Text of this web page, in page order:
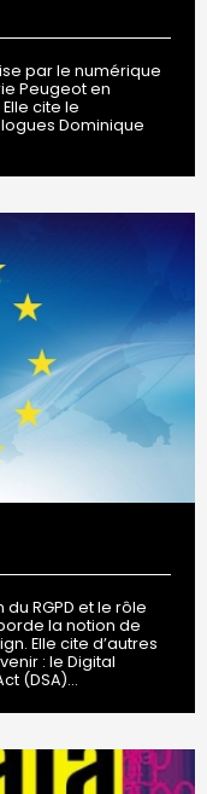
par le numérique
Peugeot en
cite le
Dominique
RGPD et le rôle
la notion de
Elle cite d’autres
: le Digital
(DSA)…